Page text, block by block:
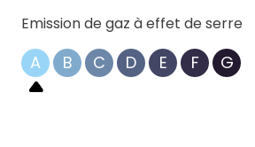
Emission de gaz à effet de serre
A B C D E F G